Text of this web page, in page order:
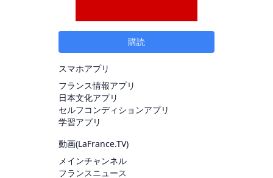
購読
スマホアプリ
フランス情報アプリ
日本文化アプリ
セルフコンディションアプリ
学習アプリ
動画(LaFrance.TV)
メインチャンネル
フランスニュース